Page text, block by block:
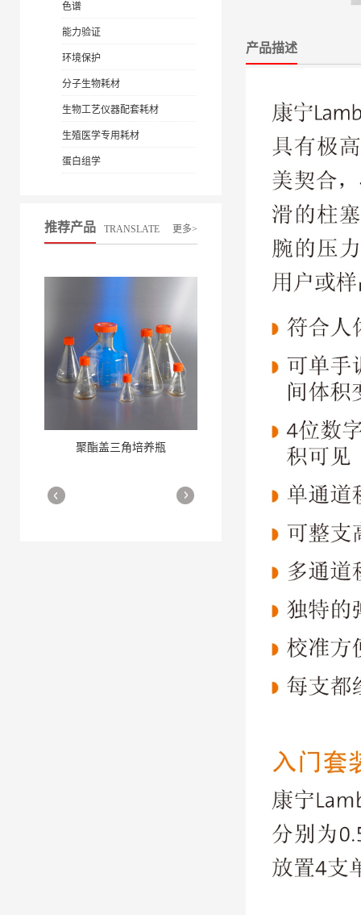
色谱
能力验证
环境保护
分子生物耗材
生物工艺仪器配套耗材
生殖医学专用耗材
蛋白组学
推荐产品 TRANSLATE 更多>
聚酯盖三角培养瓶
三角培养瓶
产品描述